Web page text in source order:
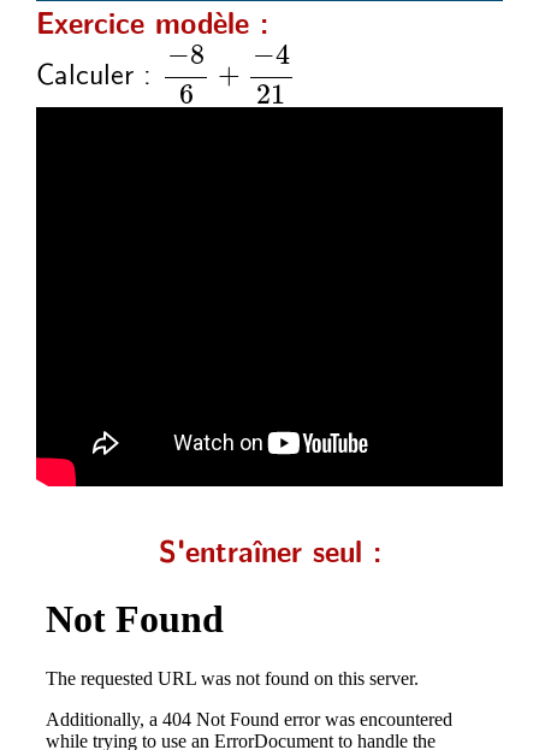
Exercice modèle :
Calculer : −8
6
+
−4
21
−86+−421
S'entraîner seul :